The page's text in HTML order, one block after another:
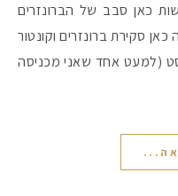
כאן סבב של הברונזרים
סקירת ברונזרים וקונטור
(למעט אחד שאני מכניסה